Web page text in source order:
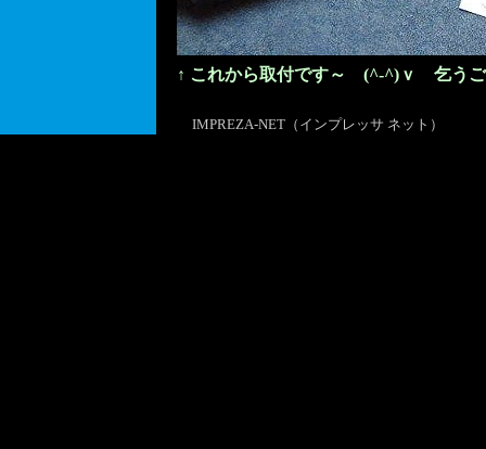
↑ これから取付です～ (^-^)ｖ 乞うご
IMPREZA-NET（インプレッサ ネット）